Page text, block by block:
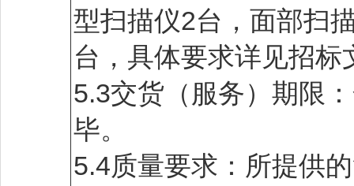
型扫描仪2台，面部扫
台，具体要求详见招标
5.3交货（服务）期限
毕。
5.4质量要求：所提供